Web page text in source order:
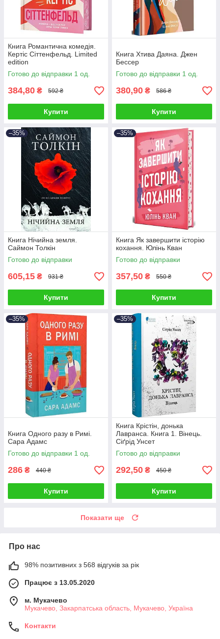
Книга Романтична комедія.
Кертіс Сіттенфельд. Limited
edition
Готово до відправки 1 од.
384,80 ₴ 592 ₴
Купити
Книга Хтива Даяна. Джен
Бессер
Готово до відправки 1 од.
380,90 ₴ 586 ₴
Купити
–35%
Книга Нічийна земля.
Саймон Толкін
Готово до відправки
605,15 ₴ 931 ₴
Купити
–35%
Книга Як завершити історію
кохання. Юлінь Кван
Готово до відправки
357,50 ₴ 550 ₴
Купити
–35%
Книга Одного разу в Римі.
Сара Адамс
Готово до відправки 1 од.
286 ₴ 440 ₴
Купити
–35%
Книга Крістін, донька
Лавранса. Книга 1. Вінець.
Сіґрід Унсет
Готово до відправки
292,50 ₴ 450 ₴
Купити
Показати ще
Про нас
98% позитивних з 568 відгуків за рік
Працює з 13.05.2020
м. Мукачево
Мукачево, Закарпатська область, Мукачево, Україна
Контакти